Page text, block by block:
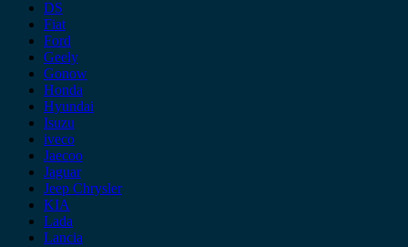
DS
Fiat
Ford
Geely
Gonow
Honda
Hyundai
Isuzu
iveco
Jaecoo
Jaguar
Jeep Chrysler
KIA
Lada
Lancia